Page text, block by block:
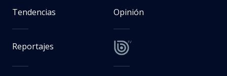
Tendencias Opinión
Reportajes